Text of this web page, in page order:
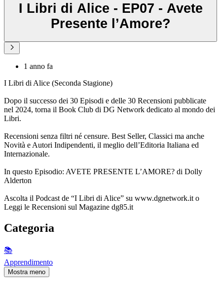
I Libri di Alice - EP07 - Avete
Presente l’Amore?
1 anno fa
I Libri di Alice (Seconda Stagione)
Dopo il successo dei 30 Episodi e delle 30 Recensioni pubblicate
nel 2024, torna il Book Club di DG Network dedicato al mondo dei
Libri.
Recensioni senza filtri né censure. Best Seller, Classici ma anche
Novità e Autori Indipendenti, il meglio dell’Editoria Italiana ed
Internazionale.
In questo Episodio: AVETE PRESENTE L’AMORE? di Dolly
Alderton
Ascolta il Podcast de “I Libri di Alice” su www.dgnetwork.it o
Leggi le Recensioni sul Magazine dg85.it
Categoria
📚
Apprendimento
Mostra meno